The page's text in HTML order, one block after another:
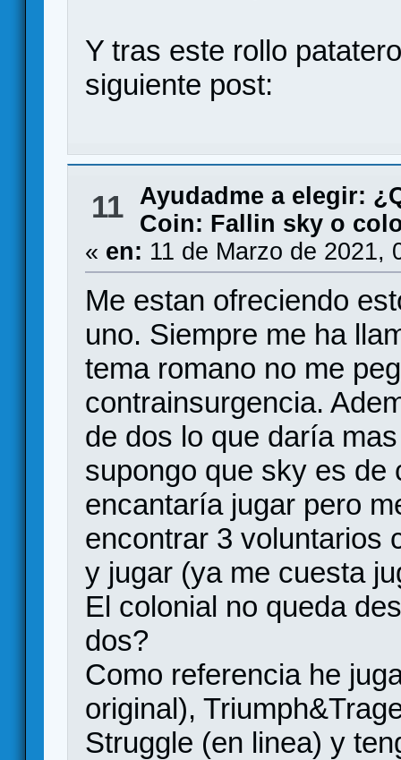
Y tras este rollo
siguiente post:
11 Ayudadme a elegir:
Coin: Fallin sky o
« en: 11 de Marzo de 2021,
Me estan ofreciendo
uno. Siempre me ha
tema romano no me
contrainsurgencia.
de dos lo que daría
supongo que sky es de
encantaría jugar pero
encontrar 3 voluntarios
y jugar (ya me cuesta
El colonial no queda
dos?
Como referencia he
original),
Struggle (en linea) y